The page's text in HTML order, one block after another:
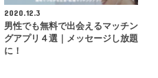
2020.12.3
男性でも無料で出会えるマッチン
グアプリ４選｜メッセージし放題
に！